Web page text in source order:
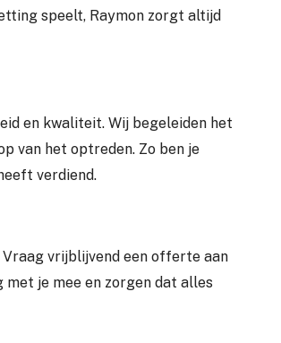
speelt, Raymon zorgt altijd
en kwaliteit. Wij begeleiden het
van het optreden. Zo ben je
verdiend.
vrijblijvend een offerte aan
je mee en zorgen dat alles